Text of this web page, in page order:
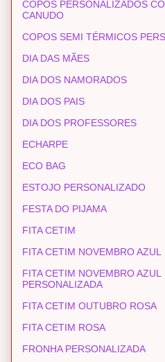
COPOS PERSONALIZADOS
CANUDO
COPOS SEMI TÉRMICOS
DIA DAS MÃES
DIA DOS NAMORADOS
DIA DOS PAIS
DIA DOS PROFESSORES
ECHARPE
ECO BAG
ESTOJO PERSONALIZADO
FESTA DO PIJAMA
FITA CETIM
FITA CETIM NOVEMBRO AZUL
FITA CETIM NOVEMBRO AZUL
PERSONALIZADA
FITA CETIM OUTUBRO ROSA
FITA CETIM ROSA
FRONHA PERSONALIZADA